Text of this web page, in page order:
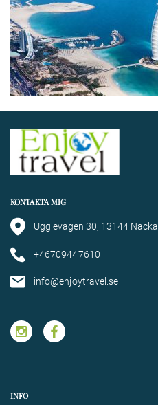
KONTAKTA MIG
Ugglevägen 30, 13144 Nacka
+46709447610
info@enjoytravel.se
INFO